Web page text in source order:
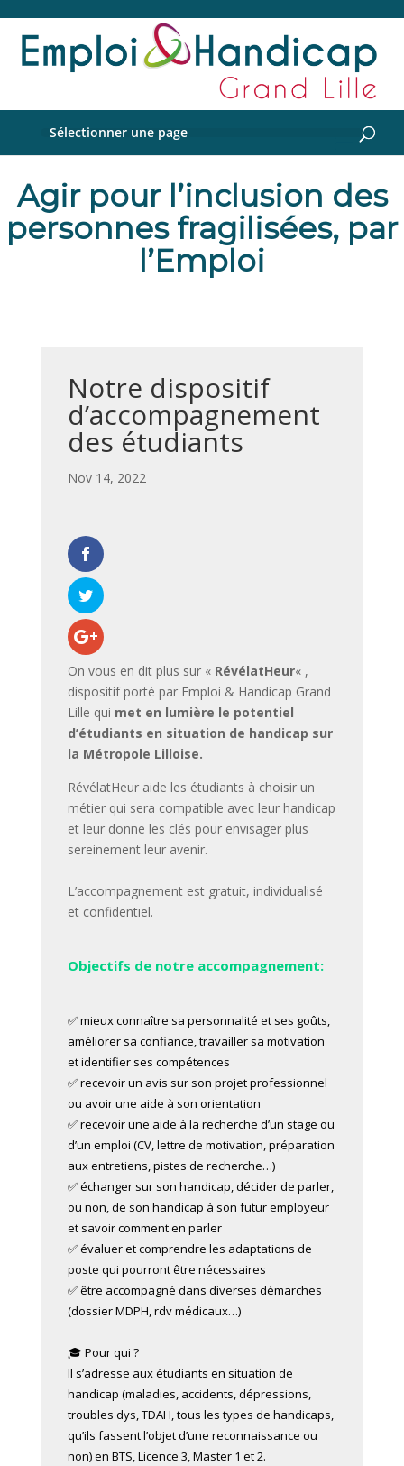
Sélectionner une page
Agir pour l’inclusion des
personnes fragilisées, par
l’Emploi
Notre dispositif
d’accompagnement
des étudiants
par|
Nov 14, 2022
On vous en dit plus sur « RévélatHeur« ,
dispositif porté par Emploi & Handicap Grand
Lille qui met en lumière le potentiel
d’étudiants en situation de handicap sur
la Métropole Lilloise.
RévélatHeur aide les étudiants à choisir un
métier qui sera compatible avec leur handicap
et leur donne les clés pour envisager plus
sereinement leur avenir.
L’accompagnement est gratuit, individualisé
et confidentiel.
Objectifs de notre accompagnement:
✅ mieux connaître sa personnalité et ses goûts,
améliorer sa confiance, travailler sa motivation
et identifier ses compétences
✅ recevoir un avis sur son projet professionnel
ou avoir une aide à son orientation
✅ recevoir une aide à la recherche d’un stage ou
d’un emploi (CV, lettre de motivation, préparation
aux entretiens, pistes de recherche…)
✅ échanger sur son handicap, décider de parler,
ou non, de son handicap à son futur employeur
et savoir comment en parler
✅ évaluer et comprendre les adaptations de
poste qui pourront être nécessaires
✅ être accompagné dans diverses démarches
(dossier MDPH, rdv médicaux…)
🎓 Pour qui ?
Il s’adresse aux étudiants en situation de
handicap (maladies, accidents, dépressions,
troubles dys, TDAH, tous les types de handicaps,
qu’ils fassent l’objet d’une reconnaissance ou
non) en BTS, Licence 3, Master 1 et 2.